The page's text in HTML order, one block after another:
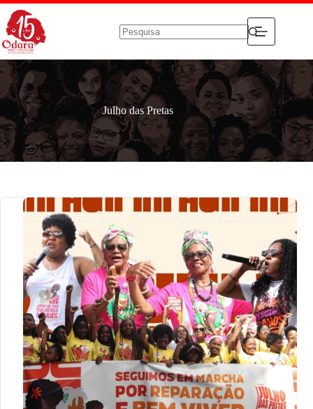
Pular
para
conteúdo
resultados
Julho das Pretas